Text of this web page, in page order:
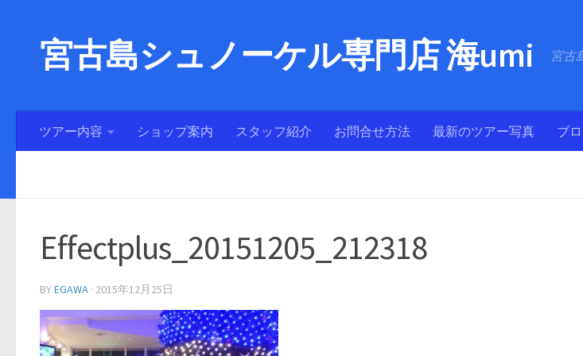
宮古島シュノーケル専門店 海umi 宮古
ツアー内容 ショップ案内 スタッフ紹介 お問合せ方法 最新のツアー写真 ブ
Effectplus_20151205_212318
BYEGAWA · 2015年12月25日